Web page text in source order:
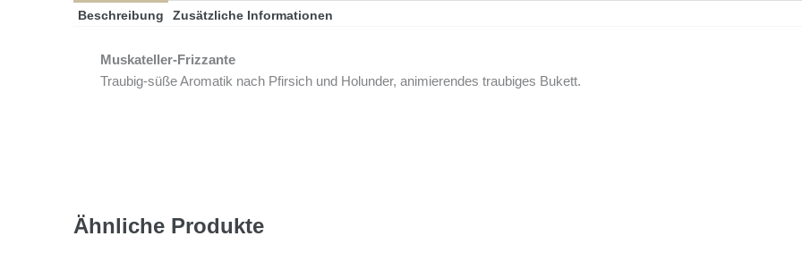
Beschreibung Zusätzliche Informationen
Muskateller-Frizzante
Traubig-süße Aromatik nach Pfirsich und Holunder, animierendes traubiges Bukett.
Ähnliche Produkte